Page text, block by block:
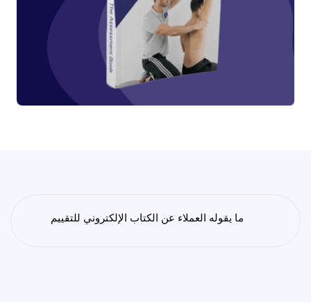
ما يقوله العملاء عن الكتاب الإلكتروني للتقييم